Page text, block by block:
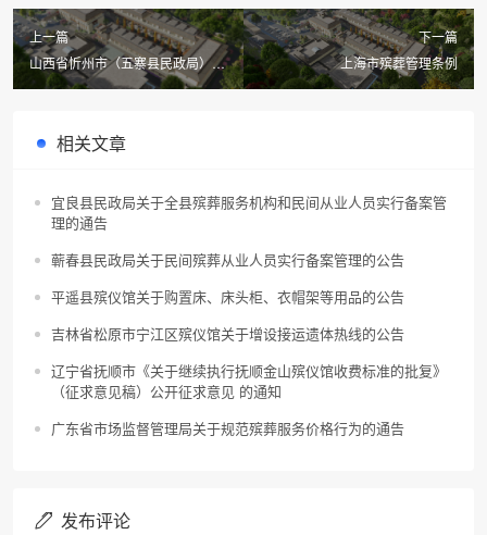
上一篇
山西省忻州市（五寨县民政局）关
于公布五寨县殡仪馆殡葬服务收费
下一篇
上海市殡葬管理条例
相关文章
宜良县民政局关于全县殡葬服务机构和民间从业人员实行备案管
理的通告
蕲春县民政局关于民间殡葬从业人员实行备案管理的公告
平遥县殡仪馆关于购置床、床头柜、衣帽架等用品的公告
吉林省松原市宁江区殡仪馆关于增设接运遗体热线的公告
辽宁省抚顺市《关于继续执行抚顺金山殡仪馆收费标准的批复》
（征求意见稿）公开征求意见 的通知
广东省市场监督管理局关于规范殡葬服务价格行为的通告
发布评论